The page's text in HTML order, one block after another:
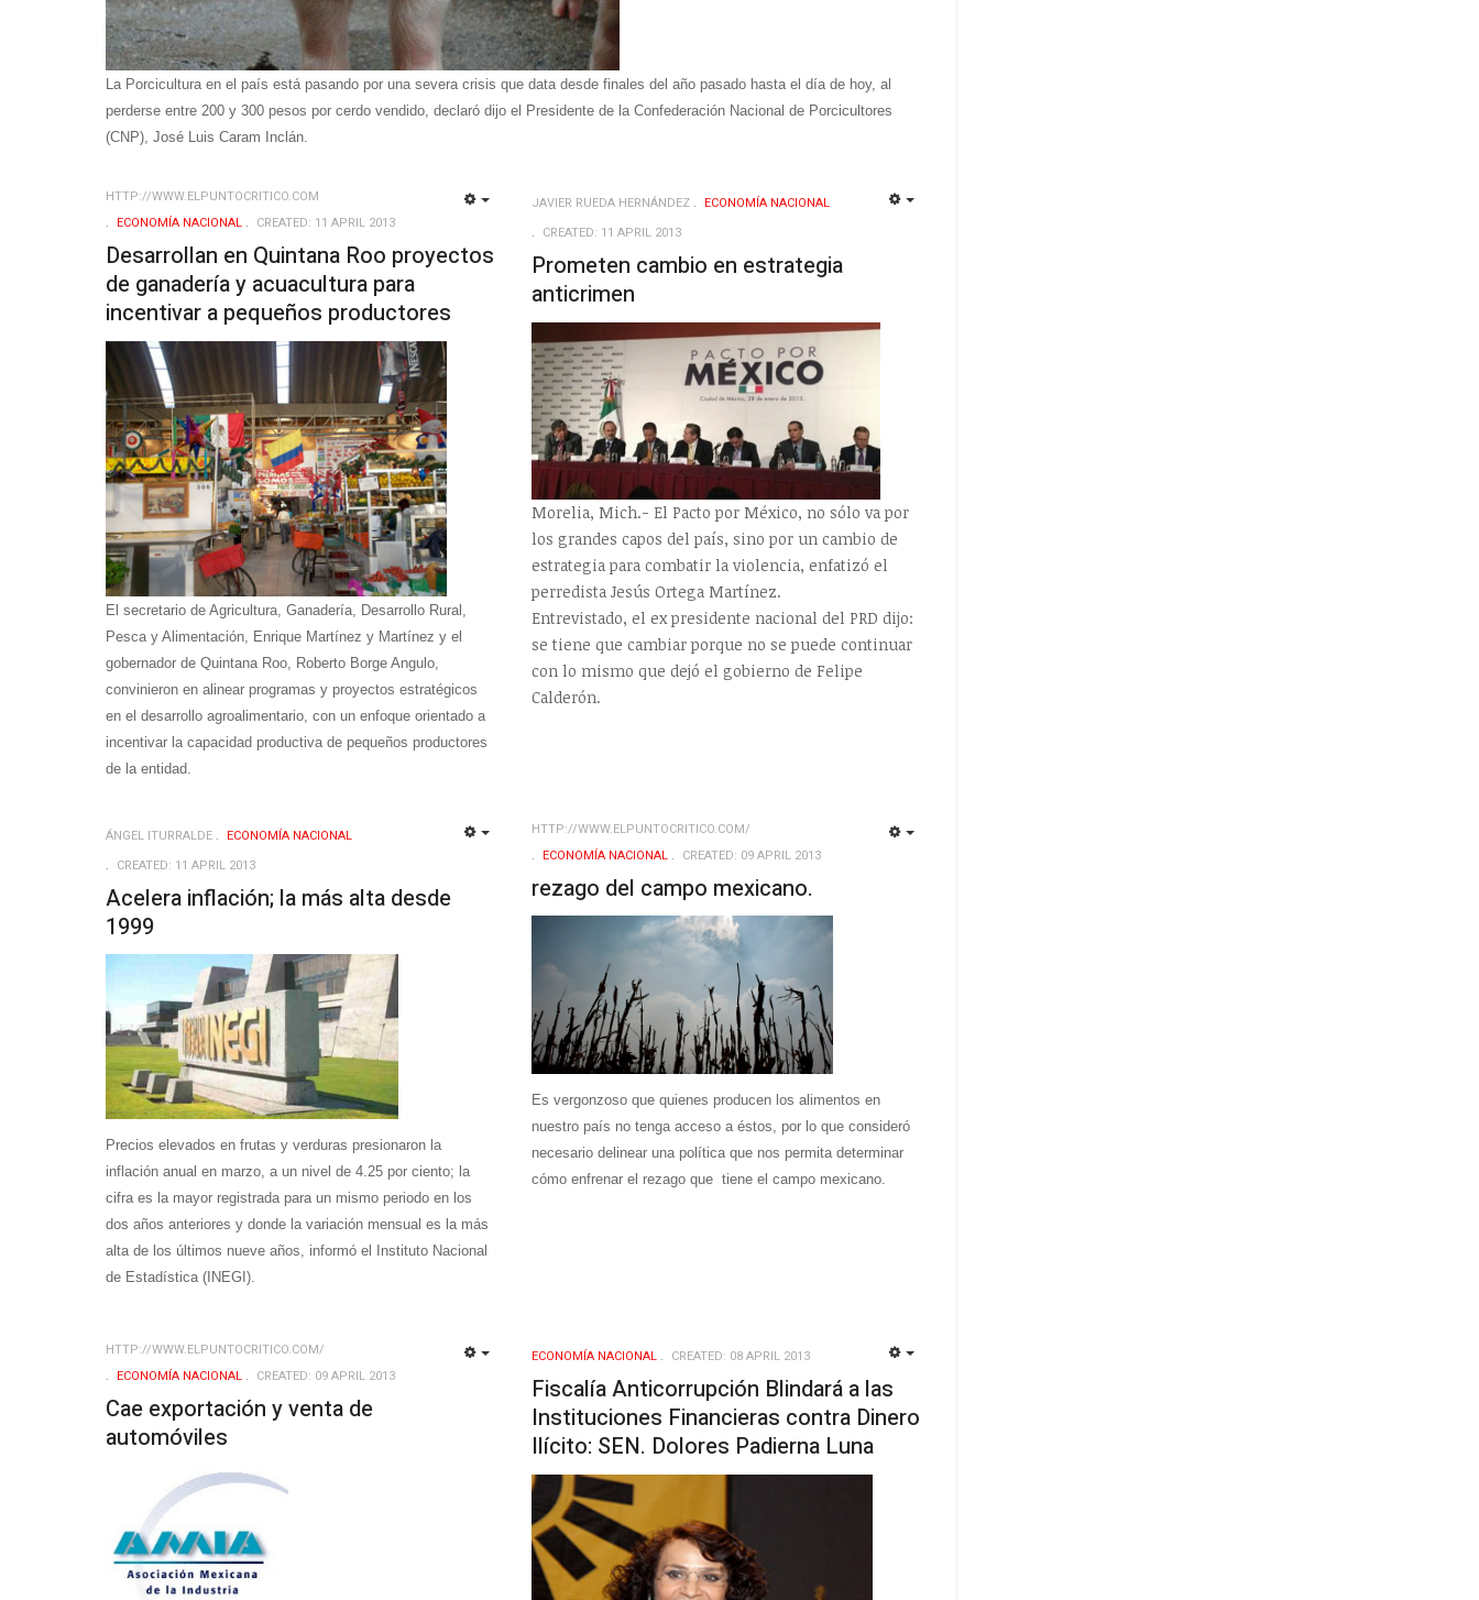
La Porcicultura en el país está pasando por una severa crisis que data desde finales del año pasado hasta el día de hoy, al
perderse entre 200 y 300 pesos por cerdo vendido, declaró dijo el Presidente de la Confederación Nacional de Porcicultores
(CNP), José Luis Caram Inclán.
HTTP://WWW.ELPUNTOCRITICO.COM
ECONOMÍ­A NACIONAL
CREATED: 11 APRIL 2013
Desarrollan en Quintana Roo proyectos
de ganadería y acuacultura para
incentivar a pequeños productores
El secretario de Agricultura, Ganadería, Desarrollo Rural,
Pesca y Alimentación, Enrique Martínez y Martínez y el
gobernador de Quintana Roo, Roberto Borge Angulo,
convinieron en alinear programas y proyectos estratégicos
en el desarrollo agroalimentario, con un enfoque orientado a
incentivar la capacidad productiva de pequeños productores
de la entidad.
JAVIER RUEDA HERNÁNDEZ
ECONOMÍ­A NACIONAL
CREATED: 11 APRIL 2013
Prometen cambio en estrategia
anticrimen
Morelia, Mich.- El Pacto por México, no sólo va por
los grandes capos del país, sino por un cambio de
estrategia para combatir la violencia, enfatizó el
perredista Jesús Ortega Martínez.
Entrevistado, el ex presidente nacional del PRD dijo:
se tiene que cambiar porque no se puede continuar
con lo mismo que dejó el gobierno de Felipe
Calderón.
ÁNGEL ITURRALDE
ECONOMÍ­A NACIONAL
CREATED: 11 APRIL 2013
Acelera inflación; la más alta desde
1999
Precios elevados en frutas y verduras presionaron la
inflación anual en marzo, a un nivel de 4.25 por ciento; la
cifra es la mayor registrada para un mismo periodo en los
dos años anteriores y donde la variación mensual es la más
alta de los últimos nueve años, informó el Instituto Nacional
de Estadística (INEGI).
HTTP://WWW.ELPUNTOCRITICO.COM/
ECONOMÍ­A NACIONAL
CREATED: 09 APRIL 2013
rezago del campo mexicano.
Es vergonzoso que quienes producen los alimentos en
nuestro país no tenga acceso a éstos, por lo que consideró
necesario delinear una política que nos permita determinar
cómo enfrenar el rezago que tiene el campo mexicano.
HTTP://WWW.ELPUNTOCRITICO.COM/
ECONOMÍ­A NACIONAL
CREATED: 09 APRIL 2013
Cae exportación y venta de
automóviles
ECONOMÍ­A NACIONAL CREATED: 08 APRIL 2013
Fiscalía Anticorrupción Blindará a las
Instituciones Financieras contra Dinero
Ilícito: SEN. Dolores Padierna Luna